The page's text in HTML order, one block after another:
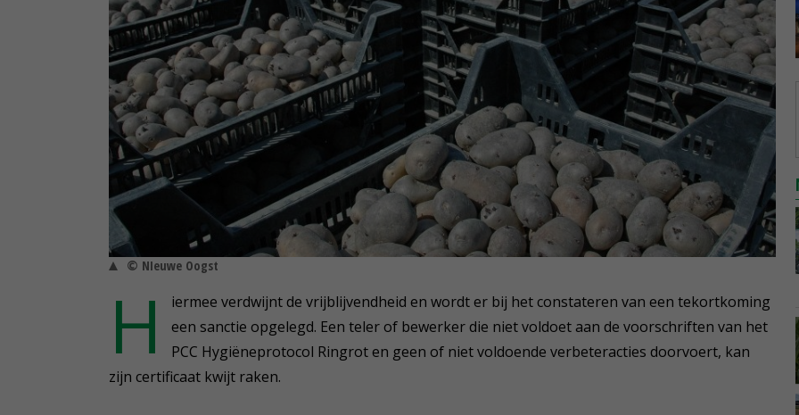
© NIeuwe Oogst
H
iermee verdwijnt de vrijblijvendheid en wordt er bij het constateren van een tekortkoming
een sanctie opgelegd. Een teler of bewerker die niet voldoet aan de voorschriften van het
PCC Hygiëneprotocol Ringrot en geen of niet voldoende verbeteracties doorvoert, kan
zijn certificaat kwijt raken.